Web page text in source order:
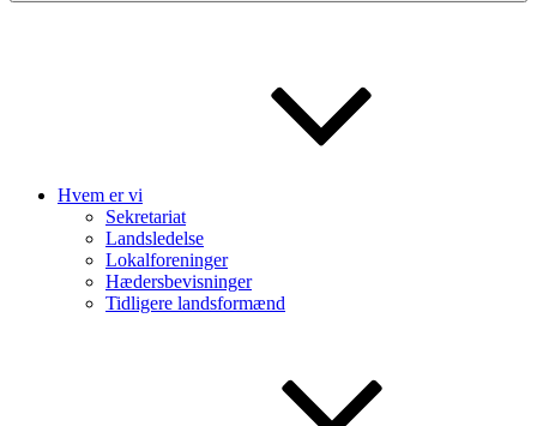
Hvem er vi
Sekretariat
Landsledelse
Lokalforeninger
Hædersbevisninger
Tidligere landsformænd